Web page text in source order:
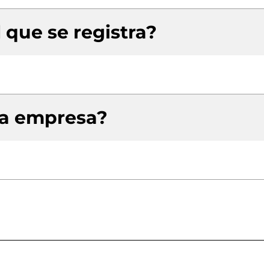
se registra?
empresa?